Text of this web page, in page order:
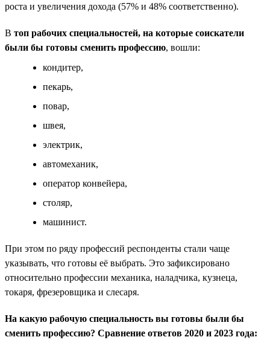
роста и увеличения дохода (57% и 48% соответственно).
В топ рабочих специальностей, на которые соискатели
были бы готовы сменить профессию, вошли:
кондитер,
пекарь,
повар,
швея,
электрик,
автомеханик,
оператор конвейера,
столяр,
машинист.
При этом по ряду профессий респонденты стали чаще
указывать, что готовы её выбрать. Это зафиксировано
относительно профессии механика, наладчика, кузнеца,
токаря, фрезеровщика и слесаря.
На какую рабочую специальность вы готовы были бы
сменить профессию? Сравнение ответов 2020 и 2023 года: